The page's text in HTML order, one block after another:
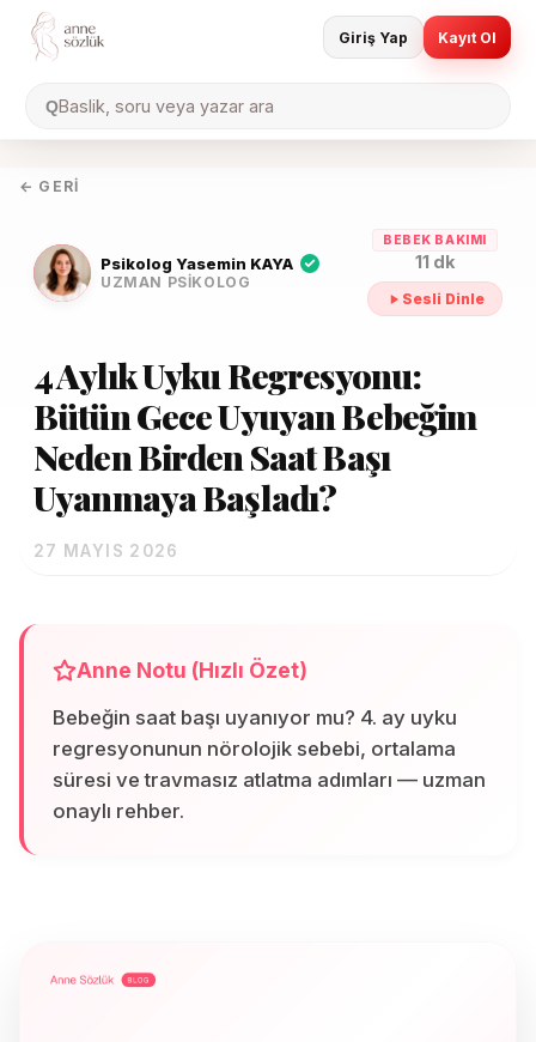
QBaslik, soru veya yazar ara
Giriş Yap Kayıt Ol
← GERI
Psikolog Yasemin KAYA
UZMAN PSIKOLOG
BEBEK BAKIMI
11 dk
Sesli Dinle
4 Aylık Uyku Regresyonu:
Bütün Gece Uyuyan Bebeğim
Neden Birden Saat Başı
Uyanmaya Başladı?
27 MAYIS 2026
Anne Notu (Hızlı Özet)
Bebeğin saat başı uyanıyor mu? 4. ay uyku
regresyonunun nörolojik sebebi, ortalama
süresi ve travmasız atlatma adımları — uzman
onaylı rehber.